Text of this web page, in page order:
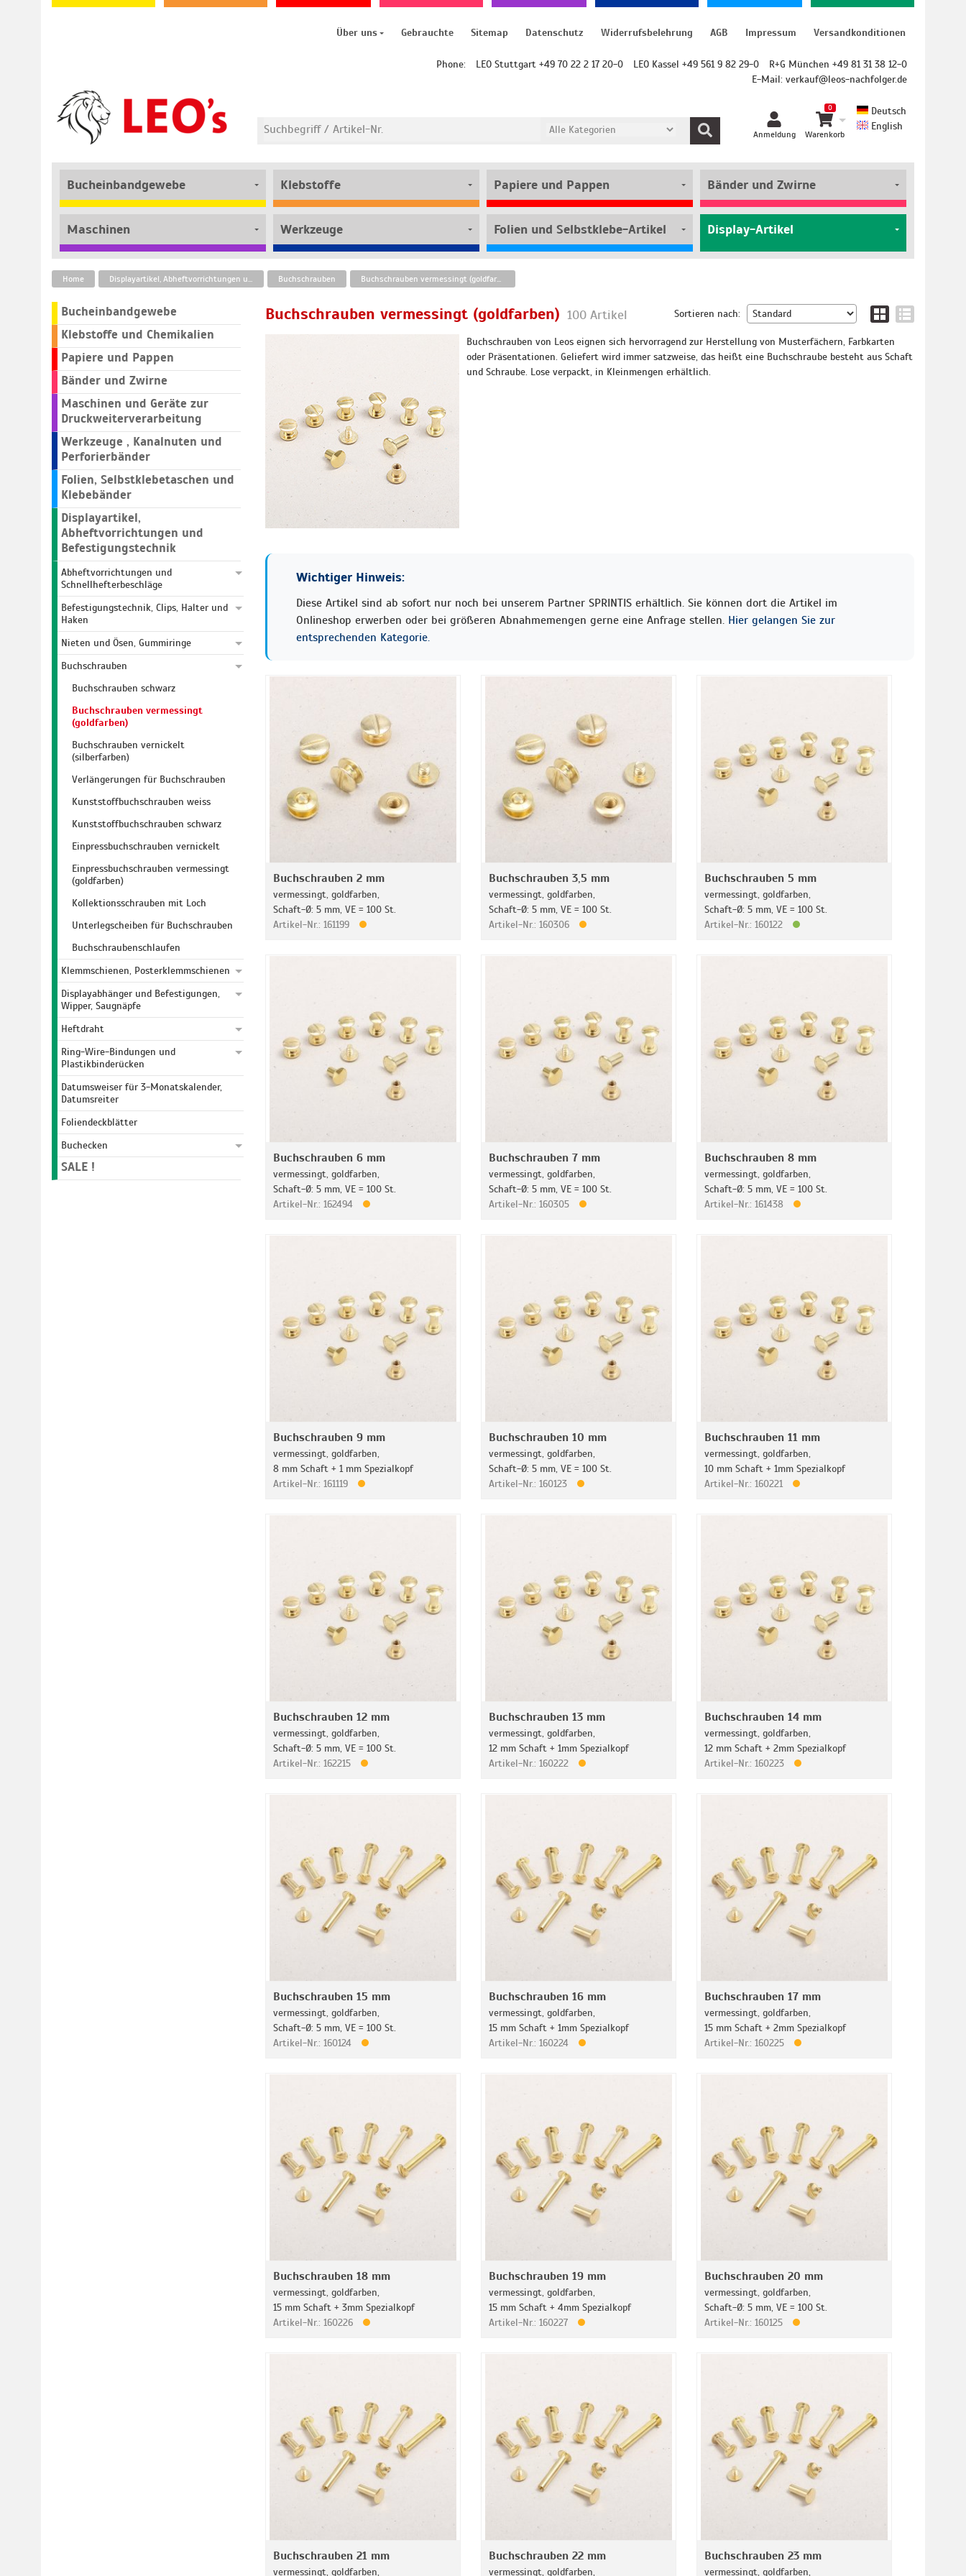
Über uns Gebrauchte Sitemap Datenschutz Widerrufsbelehrung AGB Impressum Versandkonditionen
Phone: LEO Stuttgart +49 70 22 2 17 20-0 LEO Kassel +49 561 9 82 29-0
R+G München +49 81 31 38 12-0
E-Mail: verkauf@leos-nachfolger.de
Anmeldung
0
Warenkorb
Deutsch
English
Bucheinbandgewebe Klebstoffe Papiere und Pappen Bänder und Zwirne
Maschinen Werkzeuge Folien und Selbstklebe-Artikel Display-Artikel
Home Displayartikel, Abheftvorrichtungen und Befestigungstechnik Buchschrauben Buchschrauben vermessingt (goldfarben)
Bucheinbandgewebe
Klebstoffe und Chemikalien
Papiere und Pappen
Bänder und Zwirne
Maschinen und Geräte zur
Druckweiterverarbeitung
Werkzeuge , Kanalnuten und
Perforierbänder
Folien, Selbstklebetaschen und
Klebebänder
Displayartikel,
Abheftvorrichtungen und
Befestigungstechnik
Abheftvorrichtungen und
Schnellhefterbeschläge
Befestigungstechnik, Clips, Halter und
Haken
Nieten und Ösen, Gummiringe
Buchschrauben
Buchschrauben schwarz
Buchschrauben vermessingt
(goldfarben)
Buchschrauben vernickelt
(silberfarben)
Verlängerungen für Buchschrauben
Kunststoffbuchschrauben weiss
Kunststoffbuchschrauben schwarz
Einpressbuchschrauben vernickelt
Einpressbuchschrauben vermessingt
(goldfarben)
Kollektionsschrauben mit Loch
Unterlegscheiben für Buchschrauben
Buchschraubenschlaufen
Klemmschienen, Posterklemmschienen
Displayabhänger und Befestigungen,
Wipper, Saugnäpfe
Heftdraht
Ring-Wire-Bindungen und
Plastikbinderücken
Datumsweiser für 3-Monatskalender,
Datumsreiter
Foliendeckblätter
Buchecken
SALE !
Buchschrauben vermessingt (goldfarben) 100 Artikel Sortieren nach:
Buchschrauben von Leos eignen sich hervorragend zur Herstellung von Musterfächern, Farbkarten
oder Präsentationen. Geliefert wird immer satzweise, das heißt eine Buchschraube besteht aus Schaft
und Schraube. Lose verpackt, in Kleinmengen erhältlich.
Wichtiger Hinweis:
Diese Artikel sind ab sofort nur noch bei unserem Partner SPRINTIS erhältlich. Sie können dort die Artikel im
Onlineshop erwerben oder bei größeren Abnahmemengen gerne eine Anfrage stellen. Hier gelangen Sie zur
entsprechenden Kategorie.
Buchschrauben 2 mm
vermessingt, goldfarben,
Schaft-Ø: 5 mm, VE = 100 St.
Artikel-Nr.: 161199
Buchschrauben 3,5 mm
vermessingt, goldfarben,
Schaft-Ø: 5 mm, VE = 100 St.
Artikel-Nr.: 160306
Buchschrauben 5 mm
vermessingt, goldfarben,
Schaft-Ø: 5 mm, VE = 100 St.
Artikel-Nr.: 160122
Buchschrauben 6 mm
vermessingt, goldfarben,
Schaft-Ø: 5 mm, VE = 100 St.
Artikel-Nr.: 162494
Buchschrauben 7 mm
vermessingt, goldfarben,
Schaft-Ø: 5 mm, VE = 100 St.
Artikel-Nr.: 160305
Buchschrauben 8 mm
vermessingt, goldfarben,
Schaft-Ø: 5 mm, VE = 100 St.
Artikel-Nr.: 161438
Buchschrauben 9 mm
vermessingt, goldfarben,
8 mm Schaft + 1 mm Spezialkopf
Artikel-Nr.: 161119
Buchschrauben 10 mm
vermessingt, goldfarben,
Schaft-Ø: 5 mm, VE = 100 St.
Artikel-Nr.: 160123
Buchschrauben 11 mm
vermessingt, goldfarben,
10 mm Schaft + 1mm Spezialkopf
Artikel-Nr.: 160221
Buchschrauben 12 mm
vermessingt, goldfarben,
Schaft-Ø: 5 mm, VE = 100 St.
Artikel-Nr.: 162215
Buchschrauben 13 mm
vermessingt, goldfarben,
12 mm Schaft + 1mm Spezialkopf
Artikel-Nr.: 160222
Buchschrauben 14 mm
vermessingt, goldfarben,
12 mm Schaft + 2mm Spezialkopf
Artikel-Nr.: 160223
Buchschrauben 15 mm
vermessingt, goldfarben,
Schaft-Ø: 5 mm, VE = 100 St.
Artikel-Nr.: 160124
Buchschrauben 16 mm
vermessingt, goldfarben,
15 mm Schaft + 1mm Spezialkopf
Artikel-Nr.: 160224
Buchschrauben 17 mm
vermessingt, goldfarben,
15 mm Schaft + 2mm Spezialkopf
Artikel-Nr.: 160225
Buchschrauben 18 mm
vermessingt, goldfarben,
15 mm Schaft + 3mm Spezialkopf
Artikel-Nr.: 160226
Buchschrauben 19 mm
vermessingt, goldfarben,
15 mm Schaft + 4mm Spezialkopf
Artikel-Nr.: 160227
Buchschrauben 20 mm
vermessingt, goldfarben,
Schaft-Ø: 5 mm, VE = 100 St.
Artikel-Nr.: 160125
Buchschrauben 21 mm
vermessingt, goldfarben,
Buchschrauben 22 mm
vermessingt, goldfarben,
Buchschrauben 23 mm
vermessingt, goldfarben,